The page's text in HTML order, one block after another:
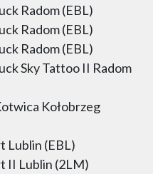
Radom (EBL)
Radom (EBL)
Radom (EBL)
Sky Tattoo II Radom
Kołobrzeg
Lublin (EBL)
II Lublin (2LM)